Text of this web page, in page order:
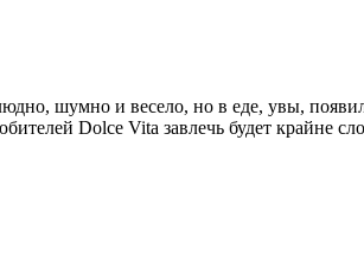
шумно и весело, но в еде, увы,
Dolce Vita завлечь будет крайне